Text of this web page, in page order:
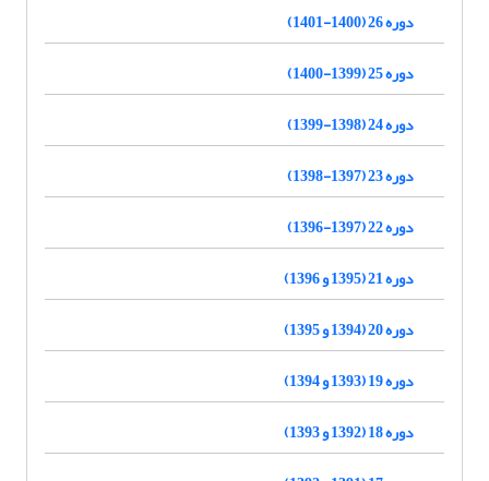
دوره 26 (1400-1401)
دوره 25 (1399-1400)
دوره 24 (1398-1399)
دوره 23 (1397-1398)
دوره 22 (1397-1396)
دوره 21 (1395 و 1396)
دوره 20 (1394 و 1395)
دوره 19 (1393 و 1394)
دوره 18 (1392 و 1393)